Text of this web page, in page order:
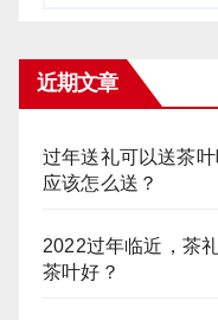
近期文章
过年送礼可以送茶
应该怎么送？
2022过年临近，茶
茶叶好？